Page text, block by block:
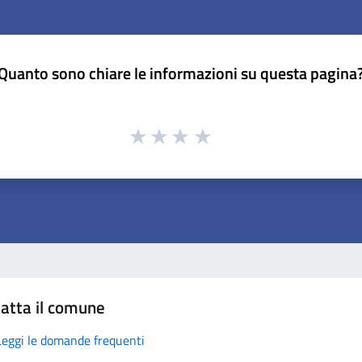
sono chiare le informazioni su questa
il comune
le domande frequenti